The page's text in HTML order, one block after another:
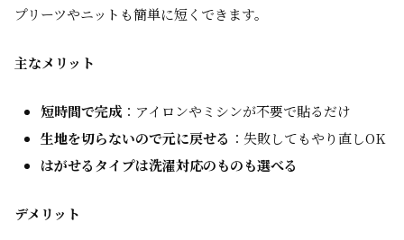
プリーツやニットも簡単に短くできます。
主なメリット
短時間で完成 ：アイロンやミシンが不要で貼るだけ
生地を切らないので元に戻せる ：失敗してもやり直しOK
はがせるタイプは洗濯対応のものも選べる
デメリット